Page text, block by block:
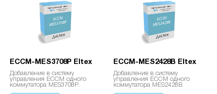
ECCM-MES3708P Eltex
Добавление в систему
управления ECCM одного
коммутатора MES3708P.
ECCM-MES2428B Eltex
Добавление в систему
управления ECCM одного
коммутатора MES2428B.